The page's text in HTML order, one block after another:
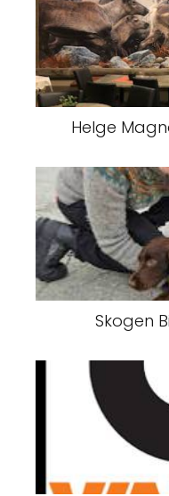
Helge
Skogen